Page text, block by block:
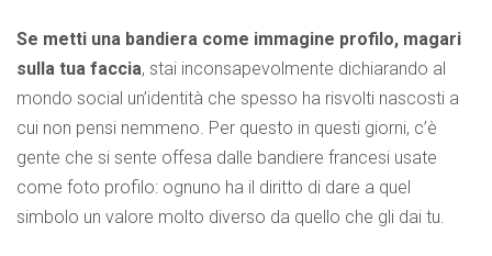
Se metti una bandiera come immagine profilo, magari
sulla tua faccia, stai inconsapevolmente dichiarando al
mondo social un’identità che spesso ha risvolti nascosti a
cui non pensi nemmeno. Per questo in questi giorni, c’è
gente che si sente offesa dalle bandiere francesi usate
come foto profilo: ognuno ha il diritto di dare a quel
simbolo un valore molto diverso da quello che gli dai tu.